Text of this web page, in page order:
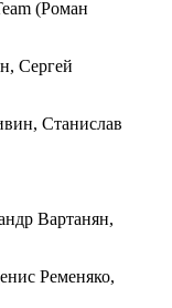
(Роман
Сергей
Станислав
Вартанян,
Ременяко,